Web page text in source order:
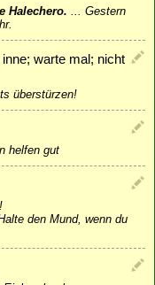
Halechero. ... Gestern
warte mal; nicht
überstürzen!
helfen gut
den Mund, wenn du